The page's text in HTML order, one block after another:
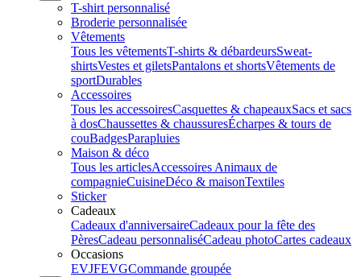
T-shirt personnalisé
Broderie personnalisée
Vêtements
Tous les vêtementsT-shirts & débardeursSweat-
shirtsVestes et giletsPantalons et shortsVêtements de
sportDurables
Accessoires
Tous les accessoiresCasquettes & chapeauxSacs et sacs
à dosChaussettes & chaussuresÉcharpes & tours de
couBadgesParapluies
Maison & déco
Tous les articlesAccessoires Animaux de
compagnieCuisineDéco & maisonTextiles
Sticker
Cadeaux
Cadeaux d'anniversaireCadeaux pour la fête des
PèresCadeau personnaliséCadeau photoCartes cadeaux
Occasions
EVJFEVGCommande groupée